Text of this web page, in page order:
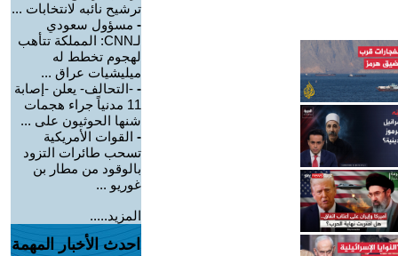
ترشيح نائبه لانتخابات ...
- مسؤول سعودي
لـCNN: المملكة تتأهب
لهجوم تخطط له
ميليشيات عراق ...
- -التحالف- يعلن -إصابة
11 مدنياً جراء هجمات
شنها الحوثيون على ...
- القوات الأمريكية
تسحب طائرات التزود
بالوقود من مطار بن
غوريو ...
المزيد.....
احدث الأخبار المهمة